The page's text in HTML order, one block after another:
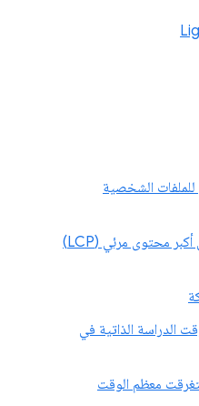
للملفات الشخصية
إتاحة بيانات حقل "سرعة عرض أكبر محتوى مرئي (LCP)
الدراسة الذاتية في
معظم الوقت